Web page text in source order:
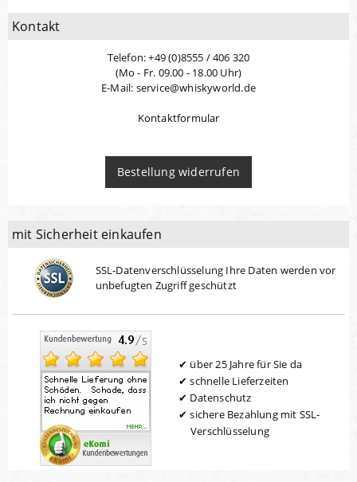
Kontakt
Telefon: +49 (0)8555 / 406 320
(Mo - Fr. 09.00 - 18.00 Uhr)
E-Mail: service@whiskyworld.de
Kontaktformular
Bestellung widerrufen
mit Sicherheit einkaufen
SSL-Datenverschlüsselung Ihre Daten werden vor
unbefugten Zugriff geschützt
über 25 Jahre für Sie da
schnelle Lieferzeiten
Datenschutz
sichere Bezahlung mit SSL-
Verschlüsselung